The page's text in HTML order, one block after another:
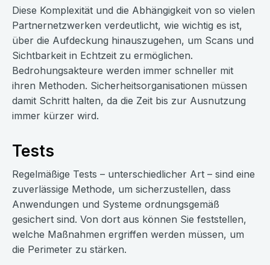
Diese Komplexität und die Abhängigkeit von so vielen
Partnernetzwerken verdeutlicht, wie wichtig es ist,
über die Aufdeckung hinauszugehen, um Scans und
Sichtbarkeit in Echtzeit zu ermöglichen.
Bedrohungsakteure werden immer schneller mit
ihren Methoden. Sicherheitsorganisationen müssen
damit Schritt halten, da die Zeit bis zur Ausnutzung
immer kürzer wird.
Tests
Regelmäßige Tests – unterschiedlicher Art – sind eine
zuverlässige Methode, um sicherzustellen, dass
Anwendungen und Systeme ordnungsgemäß
gesichert sind. Von dort aus können Sie feststellen,
welche Maßnahmen ergriffen werden müssen, um
die Perimeter zu stärken.